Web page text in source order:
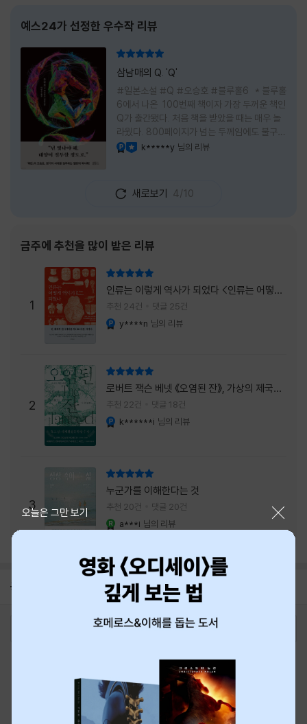
예스24가 선정한 우수작 리뷰
삼남매의 Q. 'Q'
#일본소설 #Q #오승호 #블루홀6 * 블루홀
6에서 나온 100번째 책이자 가장 두꺼운 책인
Q가 출간됐다. 처음 책을 받았을 때는 매우 놀
라웠다. 800페이지가 넘는 두께임에도 불구하
고 생각보다 책이 가벼웠다. 여기에 측면을 영
제목이 Q란다. 처음 제목을 봤을 때 나는 질문
을 의미하는 Question을 떠올렸다. 하지만 이
려는 걸까, 아니면 같이 논의를 하자는 걸까 고
개를 갸웃거리며 책을 펴들었다. * 틈만 나면
경적을 울리고 욕을 입에 달고 사는 선배와 일
하고 있는 하치. 히토미 클린이라는 청소업체
직원으로 일하는 그녀가 바라는 것은 그저 고요
한
k*****y 님의 리뷰
새로보기 4/10
금주에 추천을 많이 받은 리뷰
1
인류는 이렇게 역사가 되었다 <인류는 어떻게
역사가 되었나>
추천 24건 댓글 25건
y****n 님의 리뷰
2
로버트 잭슨 베넷 《오염된 잔》, 가상의 제국이
주는 실감과 미스터리 사건의 치밀함이 이루어
내는 최상의 시너지...
추천 22건 댓글 18건
k******i 님의 리뷰
3
누군가를 이해한다는 것
추천 20건 댓글 20건
a***i 님의 리뷰
공지 8월 신용카드 무이자할부 안내
오늘은 그만 보기
최근 본 상품
티켓 1544-6399
중고샵 1566-4295
eBook 1:1문의/채팅상담
예스이십사(주) 사업자 정보
이용약관
개인정보처리방침
청소년보호정책